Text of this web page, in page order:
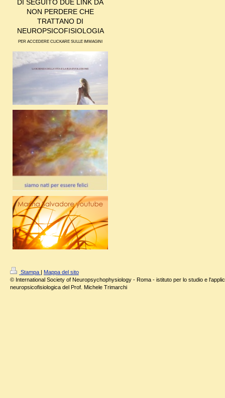
DI SEGUITO DUE LINK DA
NON PERDERE CHE
TRATTANO DI
NEUROPSICOFISIOLOGIA
PER ACCEDERE CLICKARE SULLE IMMAGINI
Stampa | Mappa del sito
© International Society of Neuropsychophysiology - Roma - istituto per lo studio e
neuropsicofisiologica del Prof. Michele Trimarchi